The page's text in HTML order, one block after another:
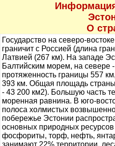
О
Государство на северо-
граничит с Россией (длина
Латвией (267 км). На западе
Балтийским морем, на
протяженность границы 557
393 км. Общая площадь
- 43 200 км2). Большую часть
моренная равнина. В юго-
полоса холмистых
побережье Эстонии
основных природных
фосфориты, торф, нефть,
занимают 22% территории,